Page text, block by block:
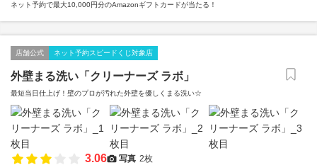
ネット予約で最大10,000円分のAmazonギフトカードが当たる！
店舗公式 ネット予約スピードくじ対象店
外壁まる洗い「クリーナーズ ラボ」
最短当日仕上げ！壁のプロが汚れた外壁を優しくまる洗い☆
3.06 写真 2枚